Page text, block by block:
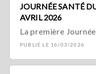
JOURNÉE SANTÉ
AVRIL 2026
La première
PUBLIÉ LE 16/03/2026